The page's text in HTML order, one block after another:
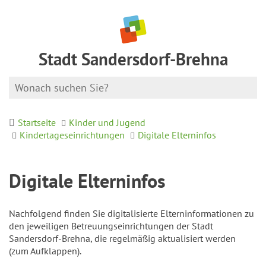
Stadt Sandersdorf-Brehna
Startseite
Kinder und Jugend
Kindertageseinrichtungen
Digitale Elterninfos
Digitale Elterninfos
Nachfolgend finden Sie digitalisierte Elterninformationen zu
den jeweiligen Betreuungseinrichtungen der Stadt
Sandersdorf-Brehna, die regelmäßig aktualisiert werden
(zum Aufklappen).